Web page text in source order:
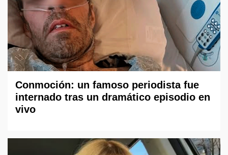
Conmoción: un famoso periodista fue
internado tras un dramático episodio en
vivo